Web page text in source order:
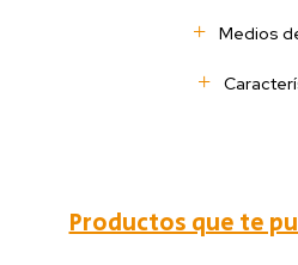
Medios
Productos que te